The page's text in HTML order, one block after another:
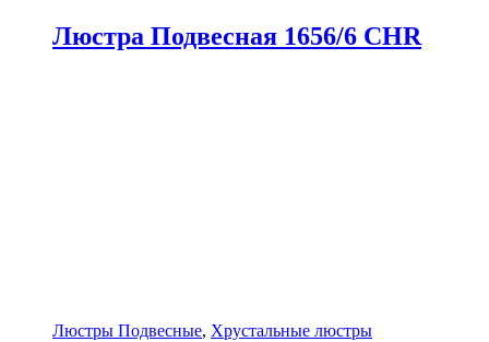
Люстра Подвесная 1656/6 CHR
Люстры Подвесные, Хрустальные люстры